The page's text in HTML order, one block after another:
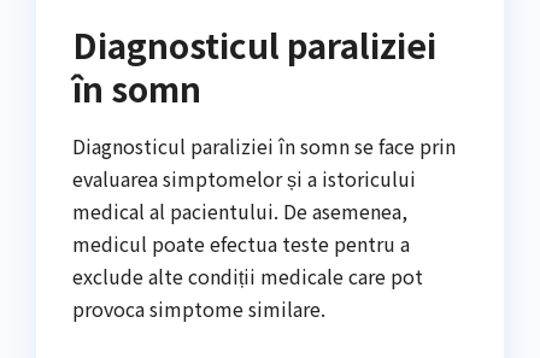
Diagnosticul paraliziei
în somn
Diagnosticul paraliziei în somn se face prin
evaluarea simptomelor și a istoricului
medical al pacientului. De asemenea,
medicul poate efectua teste pentru a
exclude alte condiții medicale care pot
provoca simptome similare.